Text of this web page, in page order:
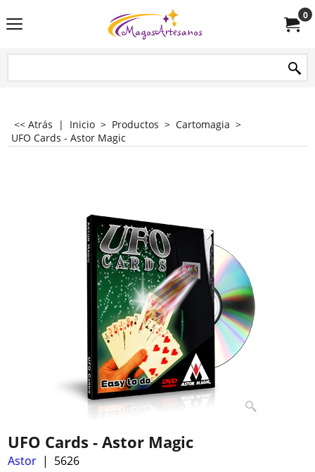
0
<< Atrás | Inicio > Productos > Cartomagia >
UFO Cards - Astor Magic
UFO Cards - Astor Magic
Astor
5626